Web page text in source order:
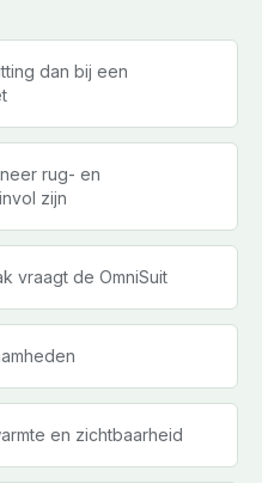
dan bij een
rug- en
zijn
vraagt de OmniSuit
en zichtbaarheid